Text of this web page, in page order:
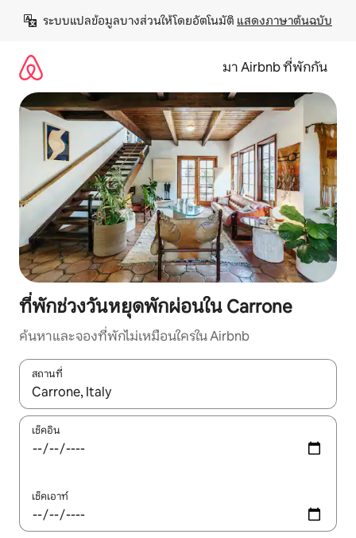
เนื้อหา
ระบบแปลข้อมูลบางส่วนให้โดยอัตโนมัติ แสดงภาษาต้นฉบับ
มา Airbnb ที่พักกัน
ที่พักช่วงวันหยุดพักผ่อนใน Carrone
ค้นหาและจองที่พักไม่เหมือนใครใน Airbnb
สถานที่
ใช้ลูกศรขึ้นลง หรือใช้การสัมผัสหรือปัด เพื่อสำรวจผลการค้นหา
เช็คอิน
เช็คเอาท์